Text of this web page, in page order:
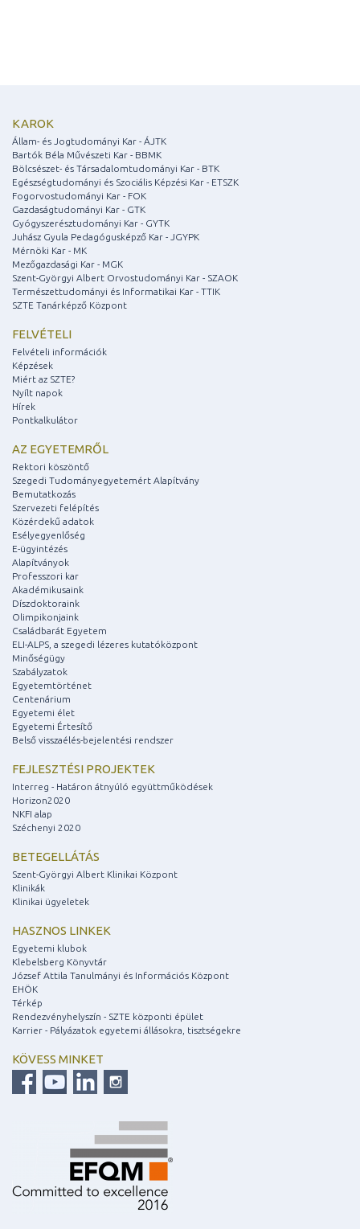
KAROK
Állam- és Jogtudományi Kar - ÁJTK
Bartók Béla Művészeti Kar - BBMK
Bölcsészet- és Társadalomtudományi Kar - BTK
Egészségtudományi és Szociális Képzési Kar - ETSZK
Fogorvostudományi Kar - FOK
Gazdaságtudományi Kar - GTK
Gyógyszerésztudományi Kar - GYTK
Juhász Gyula Pedagógusképző Kar - JGYPK
Mérnöki Kar - MK
Mezőgazdasági Kar - MGK
Szent-Györgyi Albert Orvostudományi Kar - SZAOK
Természettudományi és Informatikai Kar - TTIK
SZTE Tanárképző Központ
FELVÉTELI
Felvételi információk
Képzések
Miért az SZTE?
Nyílt napok
Hírek
Pontkalkulátor
AZ EGYETEMRŐL
Rektori köszöntő
Szegedi Tudományegyetemért Alapítvány
Bemutatkozás
Szervezeti felépítés
Közérdekű adatok
Esélyegyenlőség
E-ügyintézés
Alapítványok
Professzori kar
Akadémikusaink
Díszdoktoraink
Olimpikonjaink
Családbarát Egyetem
ELI-ALPS, a szegedi lézeres kutatóközpont
Minőségügy
Szabályzatok
Egyetemtörténet
Centenárium
Egyetemi élet
Egyetemi Értesítő
Belső visszaélés-bejelentési rendszer
FEJLESZTÉSI PROJEKTEK
Interreg - Határon átnyúló együttműködések
Horizon2020
NKFI alap
Széchenyi 2020
BETEGELLÁTÁS
Szent-Györgyi Albert Klinikai Központ
Klinikák
Klinikai ügyeletek
HASZNOS LINKEK
Egyetemi klubok
Klebelsberg Könyvtár
József Attila Tanulmányi és Információs Központ
EHÖK
Térkép
Rendezvényhelyszín - SZTE központi épület
Karrier - Pályázatok egyetemi állásokra, tisztségekre
KÖVESS MINKET